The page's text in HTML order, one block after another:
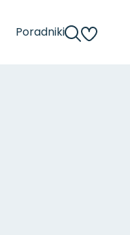
Poradniki